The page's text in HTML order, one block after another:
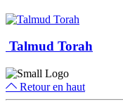
Talmud Torah
Retour en haut